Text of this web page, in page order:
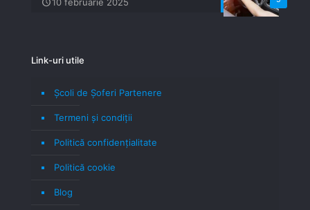
Link-uri utile
Școli de Șoferi Partenere
Termeni şi condiţii
Politică confidenţialitate
Politică cookie
Blog